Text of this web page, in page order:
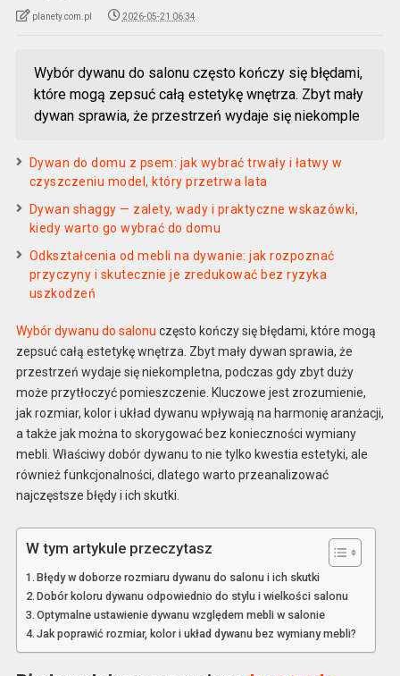
planety.com.pl 2026-05-21 06:34
Wybór dywanu do salonu często kończy się błędami,
które mogą zepsuć całą estetykę wnętrza. Zbyt mały
dywan sprawia, że przestrzeń wydaje się niekomple
Dywan do domu z psem: jak wybrać trwały i łatwy w
czyszczeniu model, który przetrwa lata
Dywan shaggy — zalety, wady i praktyczne wskazówki,
kiedy warto go wybrać do domu
Odkształcenia od mebli na dywanie: jak rozpoznać
przyczyny i skutecznie je zredukować bez ryzyka
uszkodzeń
Wybór dywanu do salonu często kończy się błędami, które mogą
zepsuć całą estetykę wnętrza. Zbyt mały dywan sprawia, że
przestrzeń wydaje się niekompletna, podczas gdy zbyt duży
może przytłoczyć pomieszczenie. Kluczowe jest zrozumienie,
jak rozmiar, kolor i układ dywanu wpływają na harmonię aranżacji,
a także jak można to skorygować bez konieczności wymiany
mebli. Właściwy dobór dywanu to nie tylko kwestia estetyki, ale
również funkcjonalności, dlatego warto przeanalizować
najczęstsze błędy i ich skutki.
W tym artykule przeczytasz
Błędy w doborze rozmiaru dywanu do salonu i ich skutki
Dobór koloru dywanu odpowiednio do stylu i wielkości salonu
Optymalne ustawienie dywanu względem mebli w salonie
Jak poprawić rozmiar, kolor i układ dywanu bez wymiany mebli?